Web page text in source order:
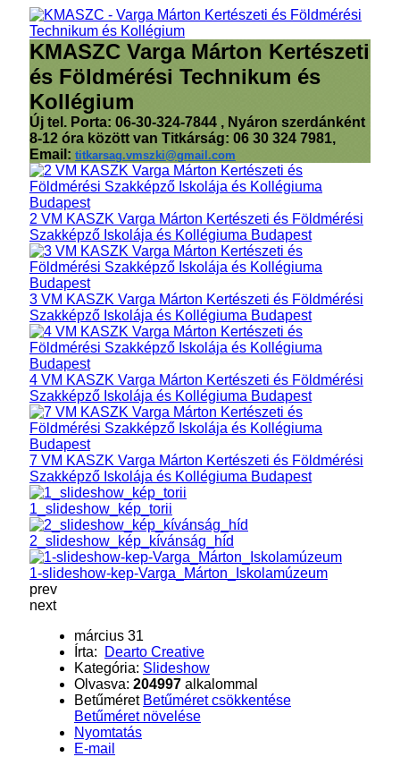
KMASZC Varga Márton Kertészeti
és Földmérési Technikum és
Kollégium
Új tel. Porta: 06-30-324-7844 , Nyáron szerdánként
8-12 óra között van Titkárság: 06 30 324 7981,
Email: titkarsag.vmszki@gmail.com
2 VM KASZK Varga Márton Kertészeti és Földmérési
Szakképző Iskolája és Kollégiuma Budapest
3 VM KASZK Varga Márton Kertészeti és Földmérési
Szakképző Iskolája és Kollégiuma Budapest
4 VM KASZK Varga Márton Kertészeti és Földmérési
Szakképző Iskolája és Kollégiuma Budapest
7 VM KASZK Varga Márton Kertészeti és Földmérési
Szakképző Iskolája és Kollégiuma Budapest
1_slideshow_kép_torii
2_slideshow_kép_kívánság_híd
1-slideshow-kep-Varga_Márton_Iskolamúzeum
prev
next
március 31
Írta:
Dearto Creative
Kategória: Slideshow
Olvasva: 204997 alkalommal
Betűméret Betűméret csökkentése
Betűméret növelése
Nyomtatás
E-mail